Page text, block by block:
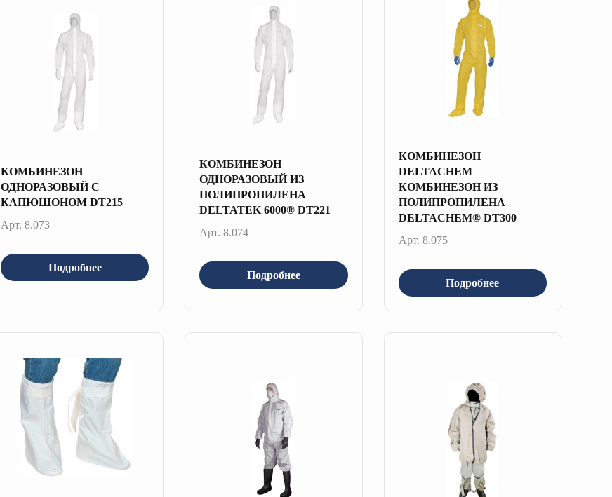
КОМБИНЕЗОН
ОДНОРАЗОВЫЙ С
КАПЮШОНОМ DT215
Арт. 8.073
Подробнее
КОМБИНЕЗОН
ОДНОРАЗОВЫЙ ИЗ
ПОЛИПРОПИЛЕНА
DELTATEK 6000® DT221
Арт. 8.074
Подробнее
КОМБИНЕЗОН
DELTACHEM
КОМБИНЕЗОН ИЗ
ПОЛИПРОПИЛЕНА
DELTACHEM® DT300
Арт. 8.075
Подробнее